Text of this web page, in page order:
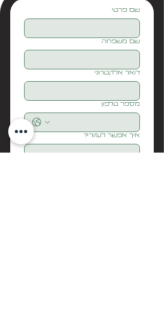
שם פרטי
שם משפחה
דואר אלקטרוני
מספר טלפון
איך אפשר לעזור?